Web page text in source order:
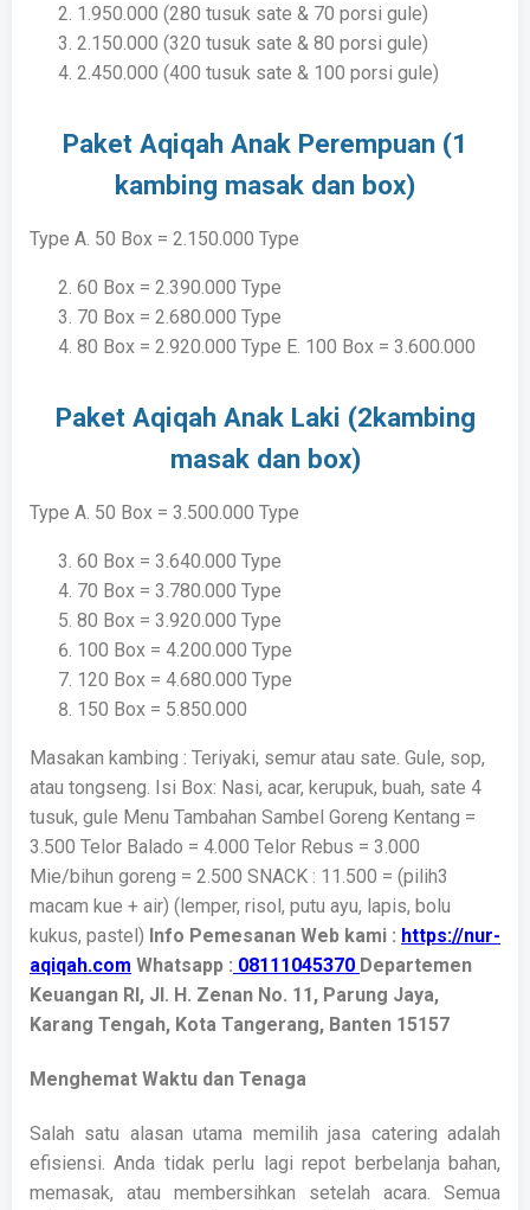
1.950.000 (280 tusuk sate & 70 porsi gule)
2.150.000 (320 tusuk sate & 80 porsi gule)
2.450.000 (400 tusuk sate & 100 porsi gule)
Paket Aqiqah Anak Perempuan (1
kambing masak dan box)
Type A. 50 Box = 2.150.000 Type
60 Box = 2.390.000 Type
70 Box = 2.680.000 Type
80 Box = 2.920.000 Type E. 100 Box = 3.600.000
Paket Aqiqah Anak Laki (2kambing
masak dan box)
Type A. 50 Box = 3.500.000 Type
60 Box = 3.640.000 Type
70 Box = 3.780.000 Type
80 Box = 3.920.000 Type
100 Box = 4.200.000 Type
120 Box = 4.680.000 Type
150 Box = 5.850.000
Masakan kambing : Teriyaki, semur atau sate. Gule, sop,
atau tongseng. Isi Box: Nasi, acar, kerupuk, buah, sate 4
tusuk, gule Menu Tambahan Sambel Goreng Kentang =
3.500 Telor Balado = 4.000 Telor Rebus = 3.000
Mie/bihun goreng = 2.500 SNACK : 11.500 = (pilih3
macam kue + air) (lemper, risol, putu ayu, lapis, bolu
kukus, pastel) Info Pemesanan Web kami : https://nur-
aqiqah.com Whatsapp : 08111045370 Departemen
Keuangan RI, Jl. H. Zenan No. 11, Parung Jaya,
Karang Tengah, Kota Tangerang, Banten 15157
Menghemat Waktu dan Tenaga
Salah satu alasan utama memilih jasa catering adalah
efisiensi. Anda tidak perlu lagi repot berbelanja bahan,
memasak, atau membersihkan setelah acara. Semua